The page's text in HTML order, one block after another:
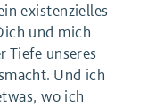
existenzielles
und mich
Tiefe unseres
Und ich
wo ich